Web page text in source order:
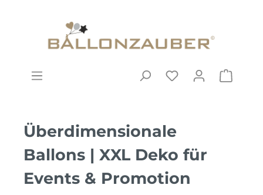
Überdimensionale
Ballons | XXL Deko für
Events & Promotion